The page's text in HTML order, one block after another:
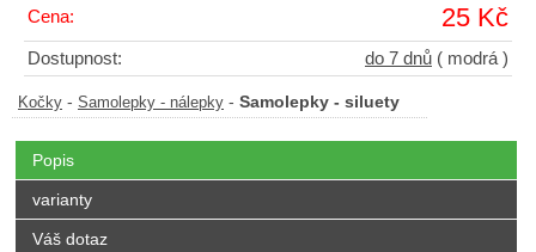
Cena: 25 Kč
Dostupnost: do 7 dnů ( modrá )
Kočky - Samolepky - nálepky - Samolepky - siluety
Popis
varianty
Váš dotaz